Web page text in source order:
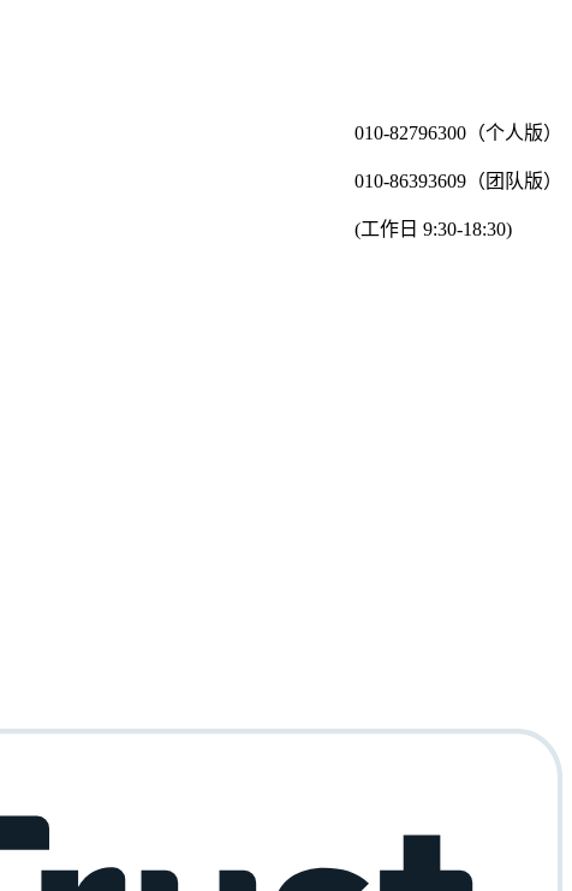
010-82796300（个人版）
010-86393609（团队版）
(工作日 9:30-18:30)